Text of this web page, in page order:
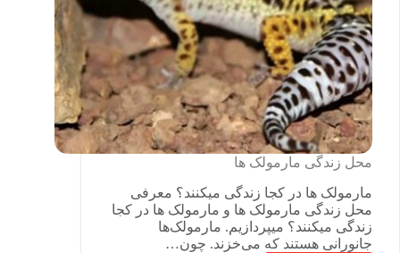
محل زندگی مارمولک ها
مارمولک ها در کجا زندگی میکنند؟ معرفی
محل زندگی مارمولک ها و مارمولک ها در کجا
زندگی میکنند؟ میپردازیم. مارمولک‌ها
جانورانی هستند که می‌خزند. چون…